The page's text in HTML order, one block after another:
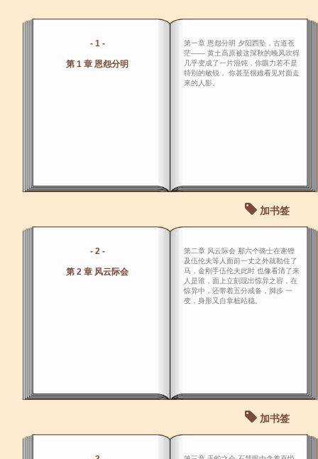
- 1 -
第 1 章 恩怨分明
第一章 恩怨分明 夕阳西坠，古道苍
茫―― 黄土高原被这深秋的晚风吹得
几乎变成了一片混饨，你眼力若不是
特别的敏锐， 你甚至很难看见对面走
来的人影。
加书签
- 2 -
第 2 章 风云际会
第二章 风云际会 那六个骑士在谢铿
及伍伦夫等人面前一丈之外就勒住了
马，金刚手伍伦夫此时 也像看清了来
人是谁，面上立刻现出惊异之容，在
惊异中，还带着五分戒备，脚步 一
变，身形又自拿桩站稳。
加书签